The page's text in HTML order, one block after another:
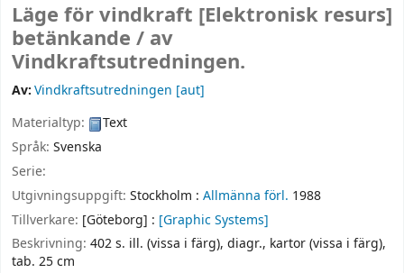
Läge för vindkraft [Elektronisk resurs]
betänkande / av
Vindkraftsutredningen.
Av:Vindkraftsutredningen [aut]
Materialtyp:
Text
Språk: Svenska
Serie:
Utgivningsuppgift: Stockholm : Allmänna förl. 1988
Tillverkare: [Göteborg] : [Graphic Systems]
Beskrivning: 402 s. ill. (vissa i färg), diagr., kartor (vissa i färg),
tab. 25 cm